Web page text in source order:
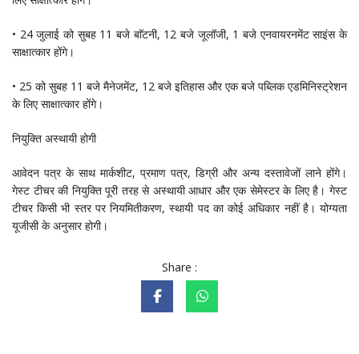
• 24 जुलाई को सुबह 11 बजे बाॅटनी, 12 बजे जूलॉजी, 1 बजे एनवायरनमेंट साइंस के
साक्षात्कार होंगे।
• 25 को सुबह 11 बजे मैनेजमेंट, 12 बजे इतिहास और एक बजे पब्लिक एडमिनिस्ट्रेशन
के लिए साक्षात्कार होंगे।
नियुक्ति अस्थायी होगी
आवेदन पत्र के साथ मार्कशीट, प्रमाण पत्र, डिग्री और अन्य दस्तावेजों लाने होंगे।
गेस्ट टीचर की नियुक्ति पूरी तरह से अस्थायी आधार और एक सेमेस्टर के लिए है। गेस्ट
टीचर किसी भी स्तर पर नियमितीकरण, स्थायी पद का कोई अधिकार नहीं है। योग्यता
यूजीसी के अनुसार होगी।
Share :